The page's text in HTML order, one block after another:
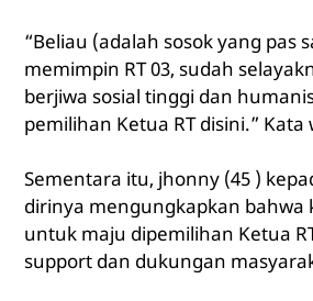
“Beliau (adalah sosok yang pas
memimpin RT 03, sudah
berjiwa sosial tinggi dan
pemilihan Ketua RT disini.” Kata
Sementara itu, jhonny (45 )
dirinya mengungkapkan bahwa
untuk maju dipemilihan Ketua
support dan dukungan